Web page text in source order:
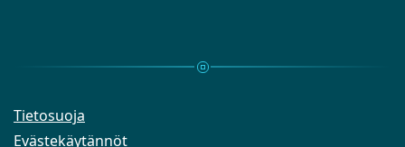
palveluun)
Tietosuoja
Evästekäytännöt